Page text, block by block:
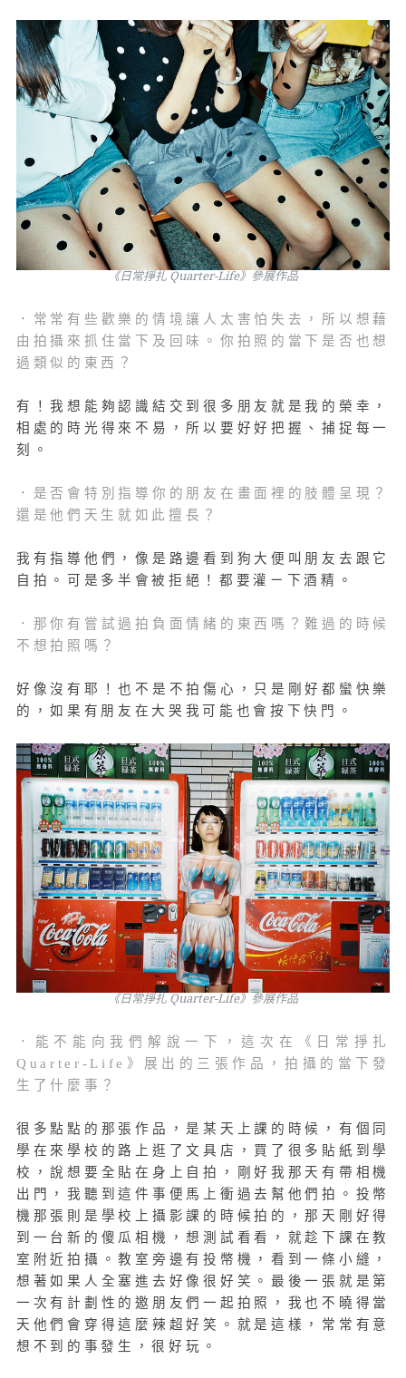
《日常掙扎 Quarter-Life》參展作品
．常常有些歡樂的情境讓人太害怕失去，所以想藉
由拍攝來抓住當下及回味。你拍照的當下是否也想
過類似的東西？
有！我想能夠認識結交到很多朋友就是我的榮幸，
相處的時光得來不易，所以要好好把握、捕捉每一
刻。
．是否會特別指導你的朋友在畫面裡的肢體呈現？
還是他們天生就如此擅長？
我有指導他們，像是路邊看到狗大便叫朋友去跟它
自拍。可是多半會被拒絕！都要灌ㄧ下酒精。
．那你有嘗試過拍負面情緒的東西嗎？難過的時候
不想拍照嗎？
好像沒有耶！也不是不拍傷心，只是剛好都蠻快樂
的，如果有朋友在大哭我可能也會按下快門。
《日常掙扎 Quarter-Life》參展作品
．能不能向我們解說一下，這次在《日常掙扎
Quarter-Life》展出的三張作品，拍攝的當下發
生了什麼事？
很多點點的那張作品，是某天上課的時候，有個同
學在來學校的路上逛了文具店，買了很多貼紙到學
校，說想要全貼在身上自拍，剛好我那天有帶相機
出門，我聽到這件事便馬上衝過去幫他們拍。投幣
機那張則是學校上攝影課的時候拍的，那天剛好得
到一台新的傻瓜相機，想測試看看，就趁下課在教
室附近拍攝。教室旁邊有投幣機，看到一條小縫，
想著如果人全塞進去好像很好笑。最後一張就是第
一次有計劃性的邀朋友們一起拍照，我也不曉得當
天他們會穿得這麼辣超好笑。就是這樣，常常有意
想不到的事發生，很好玩。